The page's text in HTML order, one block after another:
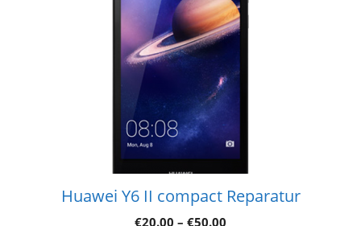
Huawei Y6 II compact Reparatur
€20.00 – €50.00